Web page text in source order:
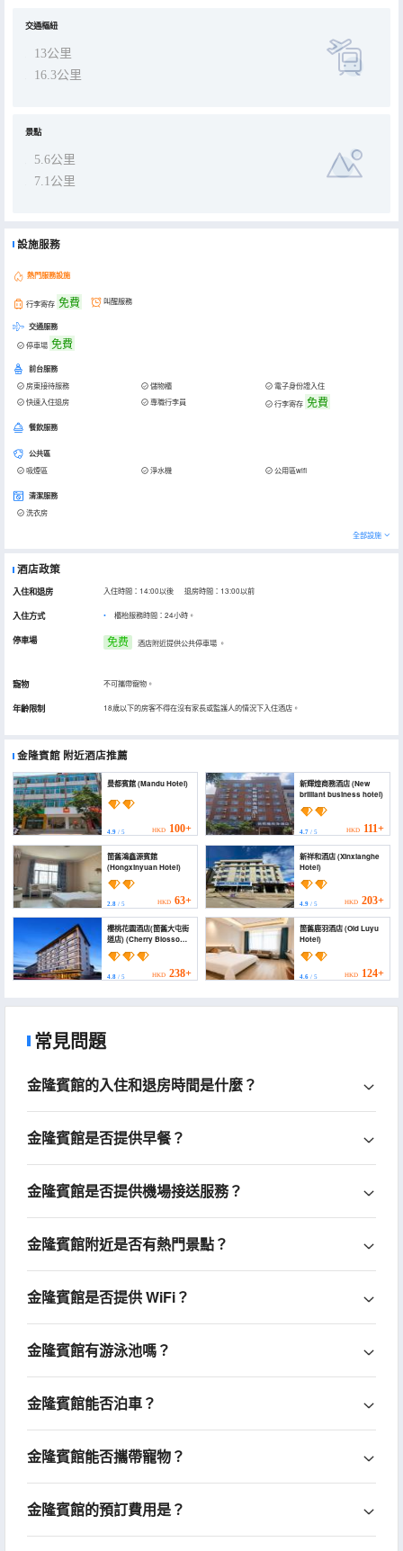
交通樞紐
13公里
16.3公里
景點
5.6公里
7.1公里
設施服務
熱門服務設施
行李寄存 免費 叫醒服務
交通服務
停車場 免費
前台服務
房東接待服務 儲物櫃
電子身份證入住
快速入住退房
專職行李員 行李寄存 免費
餐飲服務
公共區
吸煙區 淨水機 公用區wifi
清潔服務
洗衣房
全部設施
酒店政策
入住和退房 入住時間：14:00以後 退房時間：13:00以前
入住方式 櫃枱服務時間：24小時。
停車場 免费 酒店附近提供公共停車場 。
寵物 不可攜帶寵物。
年齡限制 18歲以下的房客不得在沒有家長或監護人的情況下入住酒店。
金隆賓館 附近酒店推薦
曼都賓館 (Mandu Hotel)
4.9 / 5 HKD 100+
新輝煌商務酒店 (New
brilliant business hotel)
4.7/ 5 HKD 111+
箇舊鴻鑫源賓館
(Hongxinyuan Hotel)
2.8 / 5 HKD 63+
新祥和酒店 (Xinxianghe
Hotel)
4.9/ 5 HKD 203+
櫻桃花園酒店(箇舊大屯街
道店) (Cherry Blossom
Garden Hotel (Gejiu
Datun Street))
4.8 / 5 HKD 238+
箇舊鹿羽酒店 (Old Luyu
Hotel)
4.6/ 5 HKD 124+
常見問題
金隆賓館的入住和退房時間是什麼？
金隆賓館是否提供早餐？
金隆賓館是否提供機場接送服務？
金隆賓館附近是否有熱門景點？
金隆賓館是否提供 WiFi？
金隆賓館有游泳池嗎？
金隆賓館能否泊車？
金隆賓館能否攜帶寵物？
金隆賓館的預訂費用是？